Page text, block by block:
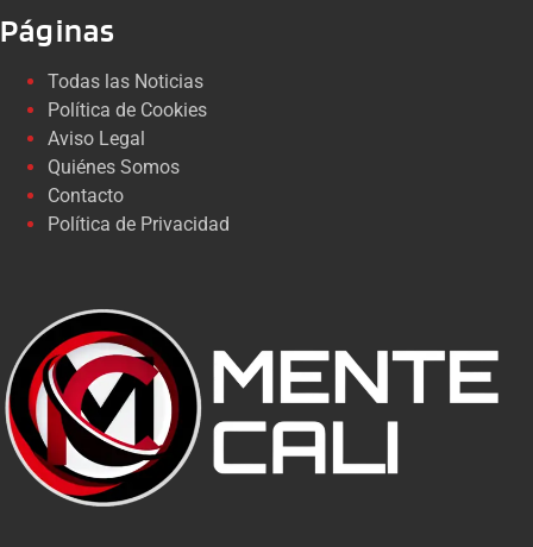
Páginas
Todas las Noticias
Política de Cookies
Aviso Legal
Quiénes Somos
Contacto
Política de Privacidad